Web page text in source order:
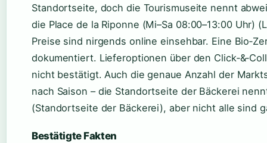
Standortseite, doch die Tourismuseite nennt
die Place de la Riponne (Mi–Sa 08:00–13:00 Uhr)
Preise sind nirgends online einsehbar. Eine
dokumentiert. Lieferoptionen über den
nicht bestätigt. Auch die genaue Anzahl der
nach Saison – die Standortseite der Bäckerei
(Standortseite der Bäckerei), aber nicht alle sind
Bestätigte Fakten